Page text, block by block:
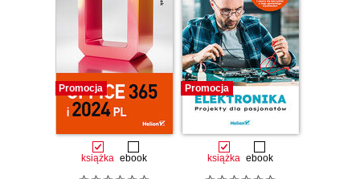
Promocja
książka ebook
Promocja
książka ebook